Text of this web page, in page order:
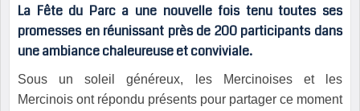
La Fête du Parc a une nouvelle fois tenu toutes ses
promesses en réunissant près de 200 participants dans
une ambiance chaleureuse et conviviale.
Sous un soleil généreux, les Mercinoises et les
Mercinois ont répondu présents pour partager ce moment